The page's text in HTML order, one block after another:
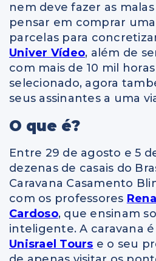
nem deve fazer as
pensar em comprar
parcelas para
Univer Vídeo, além de
com mais de 10 mil
selecionado, agora
seus assinantes a uma
O que é?
Entre 29 de agosto e 5
dezenas de casais do
Caravana Casamento
com os professores
Cardoso, que ensinam
inteligente. A caravana
Unisrael Tours e o seu